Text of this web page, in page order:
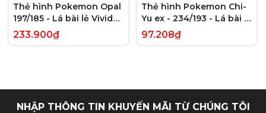
Thẻ hình Pokemon Opal
197/185 - Lá bài lẻ Vivid
Voltage Hyper Rare tiếng
Anh chính hãng
233.900₫
Thẻ hình Pokemon Chi-
Yu ex - 234/193 - Lá bài lẻ
Paldea Evolved Full Art
Secret Rare tiếng Anh
97.208₫
NHẬP THÔNG TIN KHUYẾN MÃI TỪ CHÚNG TÔI